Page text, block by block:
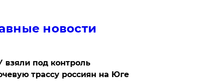
новости
взяли под контроль
трассу россиян на Юге